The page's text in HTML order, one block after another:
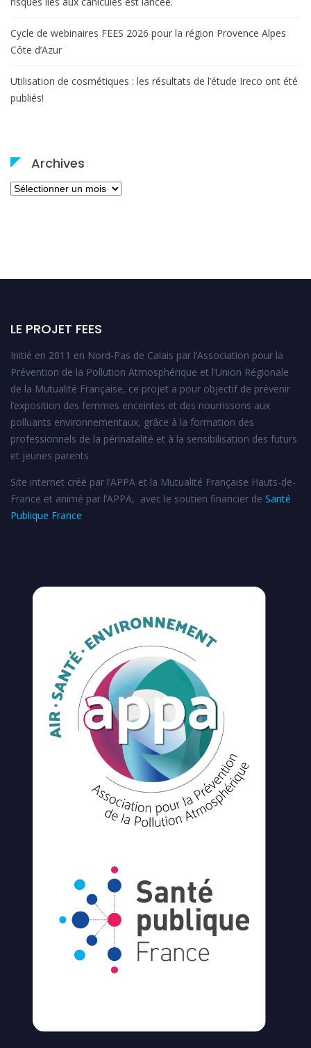
Cycle de webinaires FEES 2026 pour la région Provence Alpes
Côte d’Azur
Utilisation de cosmétiques : les résultats de l’étude Ireco ont été
publiés!
Archives
Archives
LE PROJET FEES
Initié en 2011 en Nord-Pas de Calais par l’Association pour la
Prévention de la Pollution Atmosphérique et l’Union Régionale
de la Mutualité Française, ce projet a pour objectif de prévenir
l’exposition des femmes enceintes et des nourrissons aux
polluants environnementaux, grâce à la formation des
professionnels de la périnatalité et à la sensibilisation des futurs
et jeunes parents
Site internet créé par l’APPA et la Mutualité Française Hauts-de-
France et animé par l’APPA, avec le soutien financier de Santé
Publique France